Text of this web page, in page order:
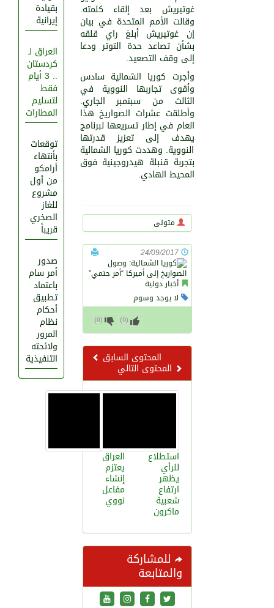
بقيادة
إيرانية
العراق لـ
كردستان
.. 3 أيام
فقط
لتسليم
المطارات
توقعات
بأنتهاء
أرامكو
من أول
مشروع
للغاز
الصخري
قريباً
صدور
أمر سام
باعتماد
تطبيق
أحكام
نظام
المرور
ولائحته
التنفيذية
غوتيريش بعد إلقاء كلمته.
وقالت الأمم المتحدة في بيان
إن غوتيريش أبلغ راي قلقه
بشأن تصاعد حدة التوتر ودعا
إلى وقف التصعيد.
وأجرت كوريا الشمالية سادس
وأقوى تجاربها النووية في
الثالث من سبتمبر الجاري.
وأطلقت عشرات الصواريخ هذا
العام في إطار تسريعها لبرنامج
يهدف إلى تعزيز قدرتها
النووية. وهددت كوريا الشمالية
بتجربة قنبلة هيدروجينية فوق
المحيط الهادي.
متولى
24/09/2017
أخبار دولية
لا يوجد وسوم
(
0
) (
0
)
المحتوى السابق
المحتوى التالي
العراق
يعتزم
إنشاء
مفاعل
نووي
استطلاع
للرأي
يظهر
ارتفاع
شعبية
ماكرون
للمشاركة
والمتابعة